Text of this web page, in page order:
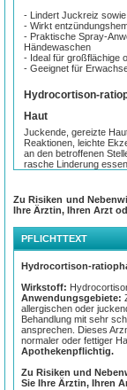
- Lindert Juckreiz
- Wirkt
- Praktische Spray-
Händewaschen
- Ideal für großflächige
- Geeignet für
Hydrocortison-
Haut
Juckende, gereizte
Reaktionen, leichte
an den betroffenen
rasche Linderung
und beruhigt die Haut,
Wohlbefinden in der
seiner niedrigen
Das Spray kann direkt
ohne Verreiben oder
besonders für
ist praktisch für
Vorteil.
Üblicherweise erfolgt
Reizung gebessert
Tag aufzutragen. Ohne
Zu Risiken und
Ihre Ärztin, Ihren Arzt
PFLICHTTEXT
Hydrocortison-
Wirkstoff:
Anwendungsgebiete:
allergischen oder
Behandlung mit sehr
ansprechen. Dieses
normaler oder fettiger
Apothekenpflichtig.
Zu Risiken und
Sie Ihre Ärztin, Ihren